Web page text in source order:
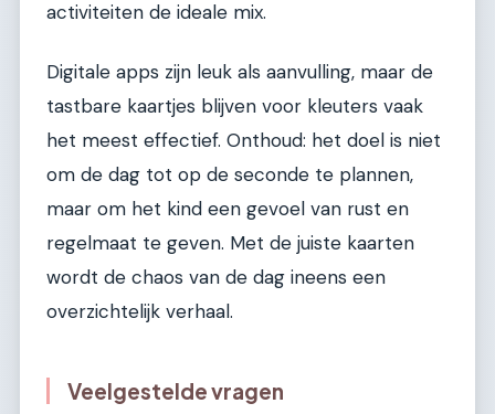
activiteiten de ideale mix.
Digitale apps zijn leuk als aanvulling, maar de
tastbare kaartjes blijven voor kleuters vaak
het meest effectief. Onthoud: het doel is niet
om de dag tot op de seconde te plannen,
maar om het kind een gevoel van rust en
regelmaat te geven. Met de juiste kaarten
wordt de chaos van de dag ineens een
overzichtelijk verhaal.
Veelgestelde vragen